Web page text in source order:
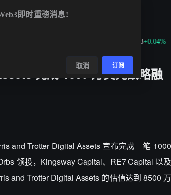
+0.04%
完成 1000 万美元战略融
and Trotter Digital Assets 宣布完成一笔 1000
领投，Kingsway Capital、RE7 Capital 以及
and Trotter Digital Assets 的估值达到 8500 万
即时重磅消息!
取消 订阅